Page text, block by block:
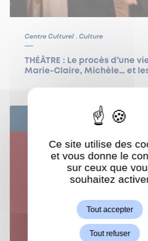
Centre Culturel Culture
THÉÂTRE : Le procès d’une
Marie-Claire, Michèle… et
24 SEP
ShareThis est désactivé.
Ce site utilise des
et vous donne le
sur ceux que
souhaitez
Tout accepter
Tout refuser